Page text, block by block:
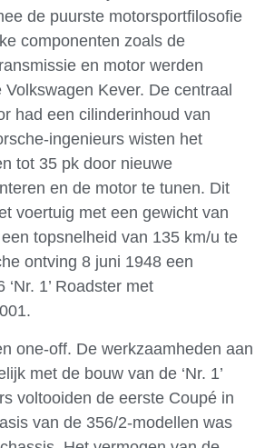
de puurste motorsportfilosofie
componenten zoals de
en motor werden
Kever. De centraal
had een cilinderinhoud van
ingenieurs wisten het
tot 35 pk door nieuwe
en de motor te tunen. Dit
voertuig met een gewicht van
topsnelheid van 135 km/u te
ontving 8 juni 1948 een
1’ Roadster met
one-off. De werkzaamheden aan
met de bouw van de ‘Nr. 1’
voltooiden de eerste Coupé in
van de 356/2-modellen was